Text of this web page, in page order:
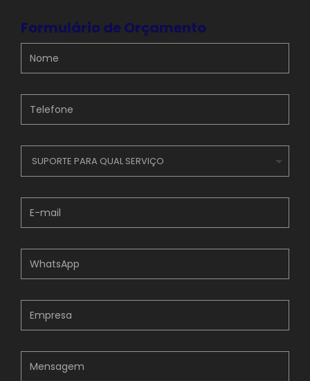
Formulário de Orçamento
SUPORTE PARA QUAL SERVIÇO